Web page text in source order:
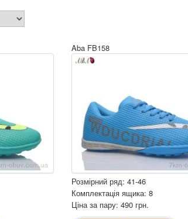
Aba FB158
Розмірний ряд: 41-46
Комплектація ящика: 8
Ціна за пару: 490 грн.